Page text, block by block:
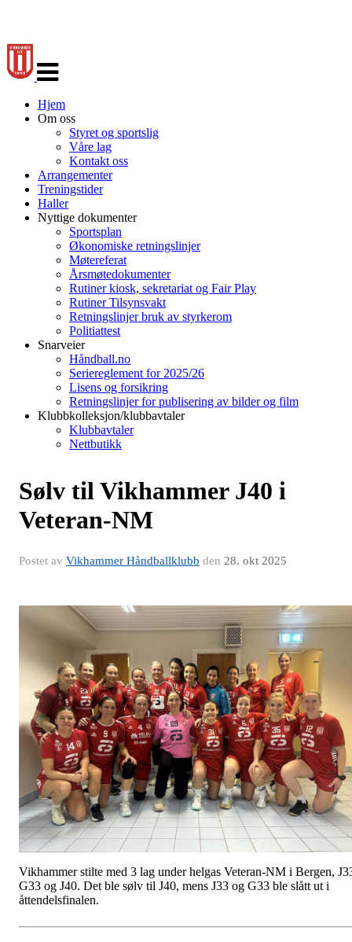
navigasjon
Hjem
Om oss
Styret og sportslig
Våre lag
Kontakt oss
Arrangementer
Treningstider
Haller
Nyttige dokumenter
Sportsplan
Økonomiske retningslinjer
Møtereferat
Årsmøtedokumenter
Rutiner kiosk, sekretariat og Fair Play
Rutiner Tilsynsvakt
Retningslinjer bruk av styrkerom
Politiattest
Snarveier
Håndball.no
Seriereglement for 2025/26
Lisens og forsikring
Retningslinjer for publisering av bilder og film
Klubbkolleksjon/klubbavtaler
Klubbavtaler
Nettbutikk
Sølv til Vikhammer J40 i
Veteran-NM
Postet av Vikhammer Håndballklubb den 28. okt 2025
Vikhammer stilte med 3 lag under helgas Veteran-NM i Bergen,
G33 og J40. Det ble sølv til J40, mens J33 og G33 ble slått ut i
åttendelsfinalen.